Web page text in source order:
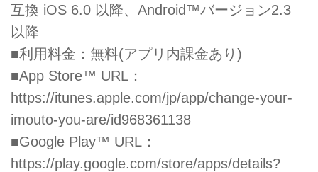
互換 iOS 6.0 以降、Android™バージョン2.3
以降
■利用料金：無料(アプリ内課金あり)
■App Store™ URL：
https://itunes.apple.com/jp/app/change-your-
imouto-you-are/id968361138
■Google Play™ URL：
https://play.google.com/store/apps/details?